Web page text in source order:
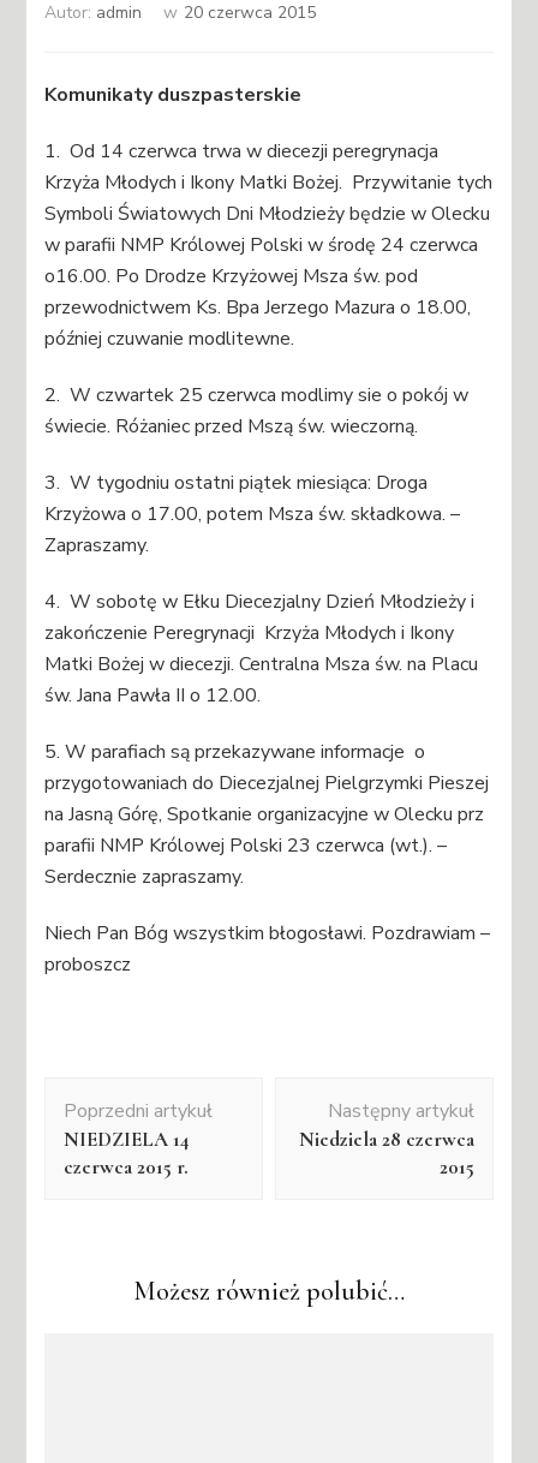
Autor: admin w 20 czerwca 2015
Komunikaty duszpasterskie
1. Od 14 czerwca trwa w diecezji peregrynacja
Krzyża Młodych i Ikony Matki Bożej. Przywitanie tych
Symboli Światowych Dni Młodzieży będzie w Olecku
w parafii NMP Królowej Polski w środę 24 czerwca
o16.00. Po Drodze Krzyżowej Msza św. pod
przewodnictwem Ks. Bpa Jerzego Mazura o 18.00,
później czuwanie modlitewne.
2. W czwartek 25 czerwca modlimy sie o pokój w
świecie. Różaniec przed Mszą św. wieczorną.
3. W tygodniu ostatni piątek miesiąca: Droga
Krzyżowa o 17.00, potem Msza św. składkowa. –
Zapraszamy.
4. W sobotę w Ełku Diecezjalny Dzień Młodzieży i
zakończenie Peregrynacji Krzyża Młodych i Ikony
Matki Bożej w diecezji. Centralna Msza św. na Placu
św. Jana Pawła II o 12.00.
5. W parafiach są przekazywane informacje o
przygotowaniach do Diecezjalnej Pielgrzymki Pieszej
na Jasną Górę, Spotkanie organizacyjne w Olecku prz
parafii NMP Królowej Polski 23 czerwca (wt.). –
Serdecznie zapraszamy.
Niech Pan Bóg wszystkim błogosławi. Pozdrawiam –
proboszcz
wpisu
Poprzedni artykuł
NIEDZIELA 14
czerwca 2015 r.
Następny artykuł
Niedziela 28 czerwca
2015
Możesz również polubić…